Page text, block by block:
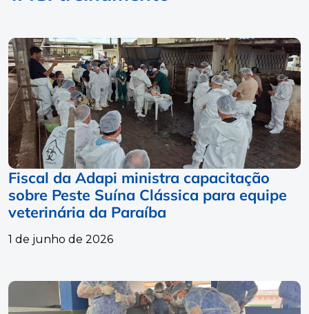
Fiscal da Adapi ministra capacitação
sobre Peste Suína Clássica para equipe
veterinária da Paraíba
1 de junho de 2026